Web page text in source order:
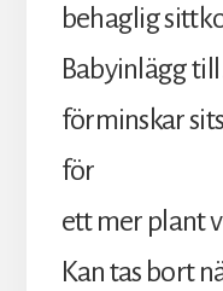
behaglig
Babyinlägg
förminskar
för
ett mer plant
Kan tas bort